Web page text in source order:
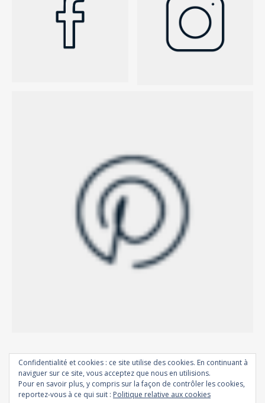
Confidentialité et cookies : ce site utilise des cookies. En continuant à
naviguer sur ce site, vous acceptez que nous en utilisions.
Pour en savoir plus, y compris sur la façon de contrôler les cookies,
reportez-vous à ce qui suit : Politique relative aux cookies